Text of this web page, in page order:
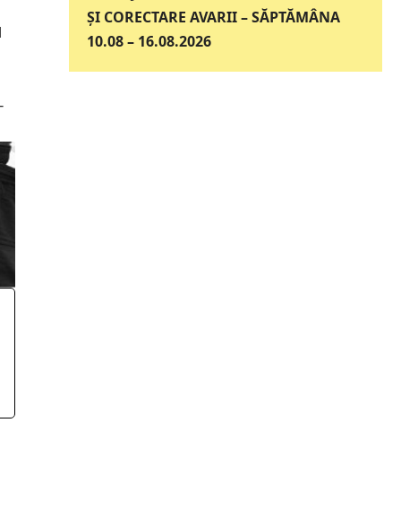
ȘI CORECTARE AVARII – SĂPTĂMÂNA
10.08 – 16.08.2026